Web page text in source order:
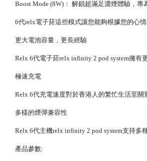
Boost Mode (8W)： 解鎖超滿足濃煙體驗，專
6代relx電子菸這些模式讓您能夠根據您的心
更大電池容量，更長經驗
Relx 6代電子菸relx infinity 2 pod system擁有
極速充電
Relx 6代充電速度對於香港人的繁忙生活至
多樣的煙彈兼容性
Relx 6代主機relx infinity 2 pod system支持多
產品參數: